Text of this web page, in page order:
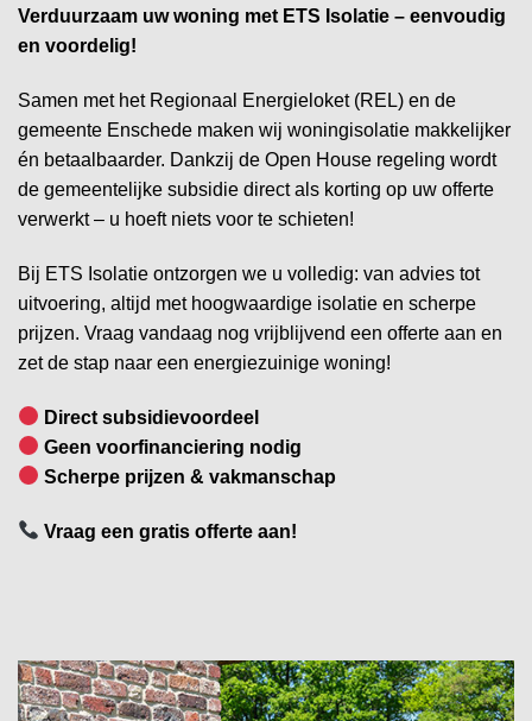
Verduurzaam uw woning met ETS Isolatie – eenvoudig
en voordelig!
Samen met het Regionaal Energieloket (REL) en de
gemeente Enschede maken wij woningisolatie makkelijker
én betaalbaarder. Dankzij de Open House regeling wordt
de gemeentelijke subsidie direct als korting op uw offerte
verwerkt – u hoeft niets voor te schieten!
Bij ETS Isolatie ontzorgen we u volledig: van advies tot
uitvoering, altijd met hoogwaardige isolatie en scherpe
prijzen. Vraag vandaag nog vrijblijvend een offerte aan en
zet de stap naar een energiezuinige woning!
Direct subsidievoordeel
Geen voorfinanciering nodig
Scherpe prijzen & vakmanschap
Vraag een gratis offerte aan!